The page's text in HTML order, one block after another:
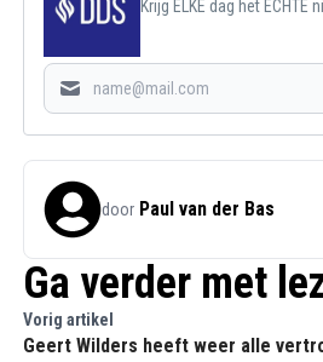
Krijg ELKE dag het
door Paul van der Bas
Ga verder met
Vorig artikel
Geert Wilders heeft weer alle